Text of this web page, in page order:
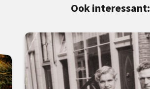
Ook interessant: